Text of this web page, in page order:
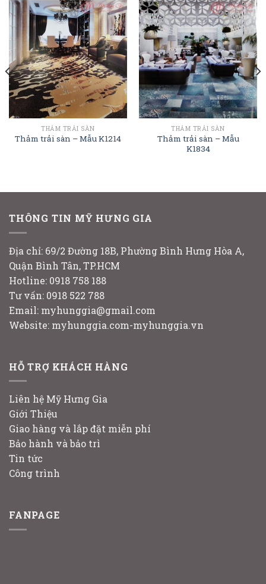
THẢM TRẢI SÀN
Thảm trải sàn – Mẫu K1214
THẢM TRẢI SÀN
Thảm trải sàn – Mẫu
K1834
THÔNG TIN MỸ HƯNG GIA
Địa chỉ: 69/2 Đường 18B, Phường Bình Hưng Hòa A,
Quận Bình Tân, TP.HCM
Hotline: 0918 758 188
Tư vấn: 0918 522 788
Email: myhunggia@gmail.com
Website: myhunggia.com-myhunggia.vn
HỖ TRỢ KHÁCH HÀNG
Liên hệ Mỹ Hưng Gia
Giới Thiệu
Giao hàng và lắp đặt miễn phí
Bảo hành và bảo trì
Tin tức
Công trình
FANPAGE